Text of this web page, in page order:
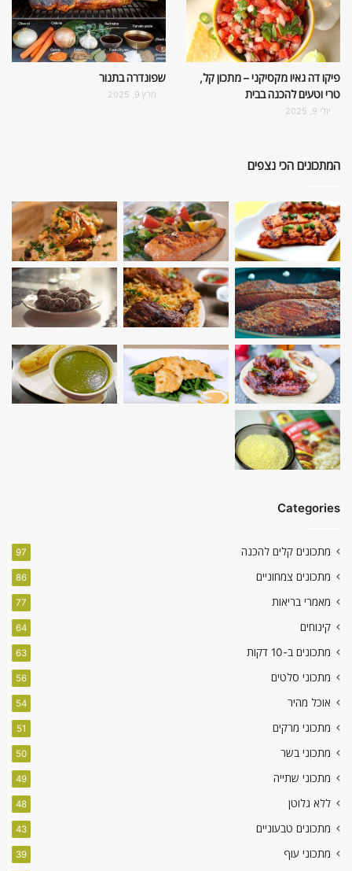
פיקו דה גאיו מקסיקני – מתכון קל,
טרי וטעים להכנה בבית
יולי 9, 2025
שפונדרה בתנור
מרץ 9, 2025
המתכונים הכי נצפים
Categories
מתכונים קלים להכנה 97
מתכונים צמחוניים 86
מאמרי בריאות 77
קינוחים 64
מתכונים ב-10 דקות 63
מתכוני סלטים 56
אוכל מהיר 54
מתכוני מרקים 51
מתכוני בשר 50
מתכוני שתייה 49
ללא גלוטן 48
מתכונים טבעוניים 43
מתכוני עוף 39